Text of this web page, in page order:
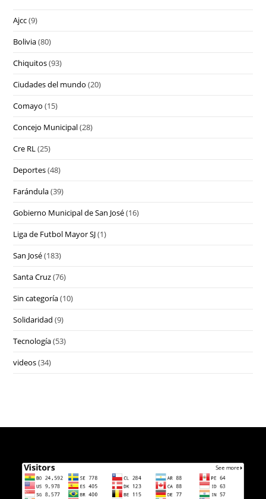
Ajcc(9)
Bolivia(80)
Chiquitos(93)
Ciudades del mundo (20)
Comayo (15)
Concejo Municipal(28)
Cre RL(25)
Deportes(48)
Farándula(39)
Gobierno Municipal de San José(16)
Liga de Futbol Mayor SJ(1)
San José(183)
Santa Cruz(76)
Sin categoría(10)
Solidaridad (9)
Tecnología(53)
videos(34)